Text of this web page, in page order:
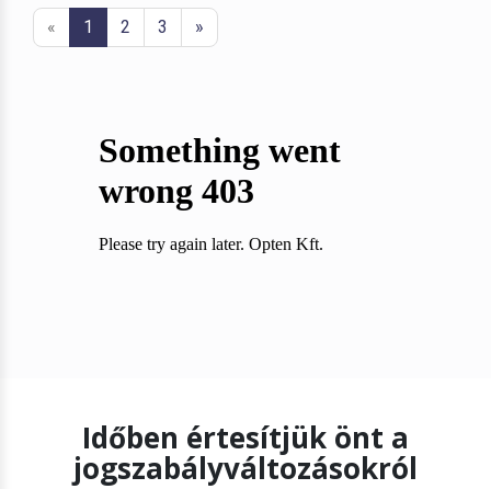
« 1 2 3 »
Időben értesítjük önt a
jogszabályváltozásokról